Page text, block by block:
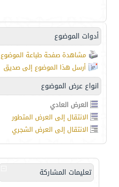
أدوات الموضوع
مشاهدة صفحة طباعة الموضوع
أرسل هذا الموضوع إلى صديق
انواع عرض الموضوع
العرض العادي
الانتقال إلى العرض المتطور
الانتقال إلى العرض الشجري
تعليمات المشاركة